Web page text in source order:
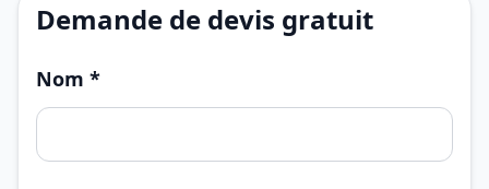
Demande de devis gratuit
Nom *